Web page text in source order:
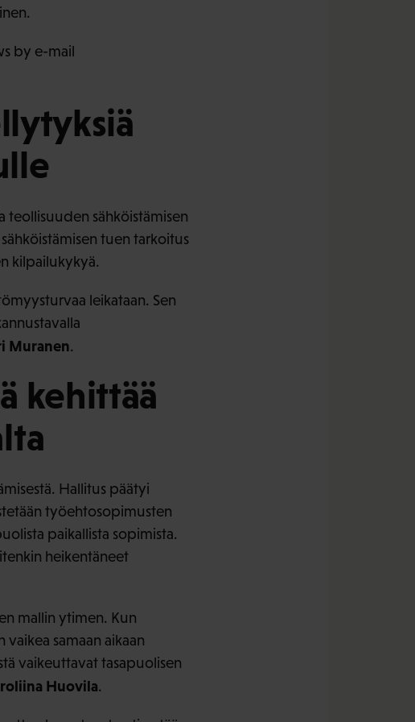
by e-mail
teollisuuden sähköistämisen
tuen tarkoitus
kilpailukykyä.
leikataan. Sen
Muranen.
kehittää
Hallitus päätyi
työehtosopimusten
paikallista sopimista.
heikentäneet
mallin ytimen. Kun
samaan aikaan
vaikeuttavat tasapuolisen
Huovila.